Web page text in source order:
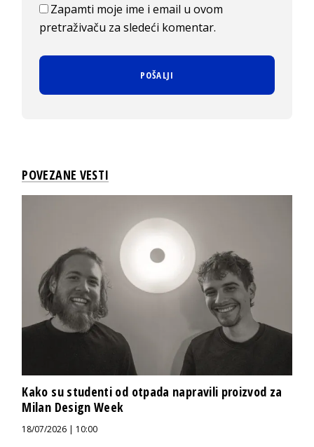
Zapamti moje ime i email u ovom
pretraživaču za sledeći komentar.
POVEZANE VESTI
Kako su studenti od otpada napravili proizvod za
Milan Design Week
18/07/2026 | 10:00